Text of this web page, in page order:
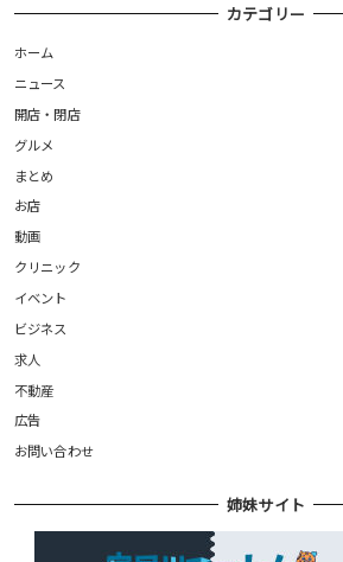
カテゴリー
ホーム
ニュース
開店・閉店
グルメ
まとめ
お店
動画
クリニック
イベント
ビジネス
求人
不動産
広告
お問い合わせ
姉妹サイト